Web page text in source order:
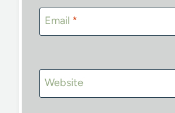
Email *
Website